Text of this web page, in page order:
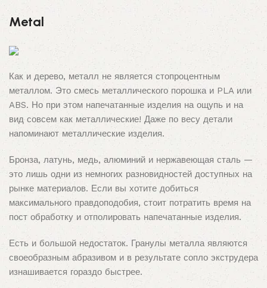
Metal
Как и дерево, металл не является стопроцентным
металлом. Это смесь металлического порошка и PLA или
ABS. Но при этом напечатанные изделия на ощупь и на
вид совсем как металлические! Даже по весу детали
напоминают металлические изделия.
Бронза, латунь, медь, алюминий и нержавеющая сталь —
это лишь одни из немногих разновидностей доступных на
рынке материалов. Если вы хотите добиться
максимального правдоподобия, стоит потратить время на
пост обработку и отполировать напечатанные изделия.
Есть и большой недостаток. Гранулы металла являются
своеобразным абразивом и в результате сопло экструдера
изнашивается гораздо быстрее.